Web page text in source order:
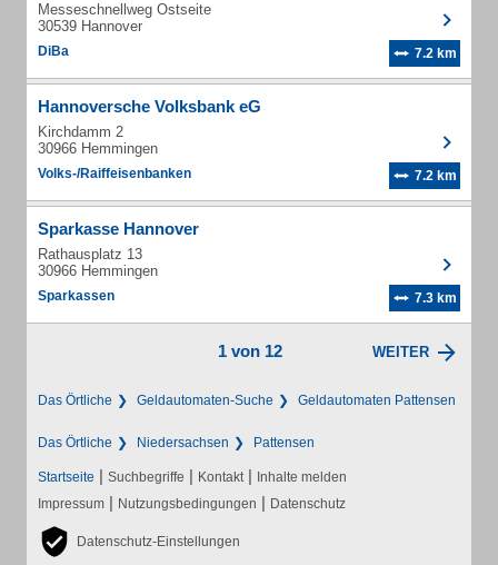
Messeschnellweg Ostseite
30539 Hannover
DiBa 7.2 km
Hannoversche Volksbank eG
Kirchdamm 2
30966 Hemmingen
Volks-/Raiffeisenbanken 7.2 km
Sparkasse Hannover
Rathausplatz 13
30966 Hemmingen
Sparkassen 7.3 km
1 von 12 WEITER
Das Örtliche Geldautomaten-Suche Geldautomaten Pattensen
Das Örtliche Niedersachsen Pattensen
Startseite | Suchbegriffe | Kontakt | Inhalte melden
Impressum | Nutzungsbedingungen | Datenschutz
Datenschutz-Einstellungen